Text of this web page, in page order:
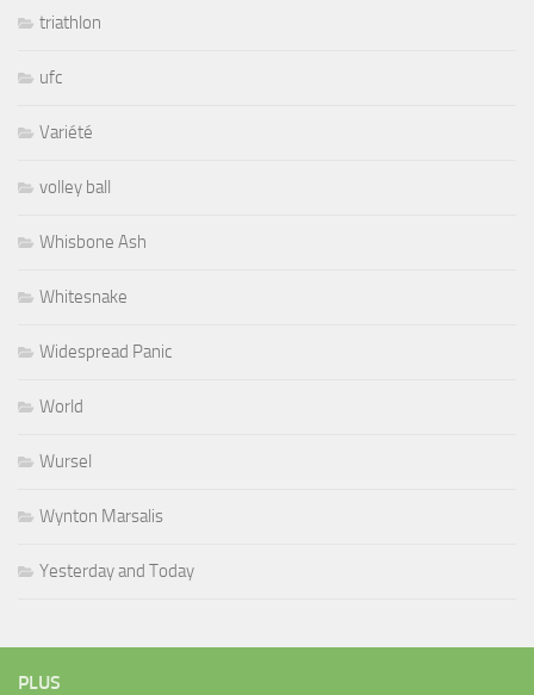
triathlon
ufc
Variété
volley ball
Whisbone Ash
Whitesnake
Widespread Panic
World
Wursel
Wynton Marsalis
Yesterday and Today
PLUS